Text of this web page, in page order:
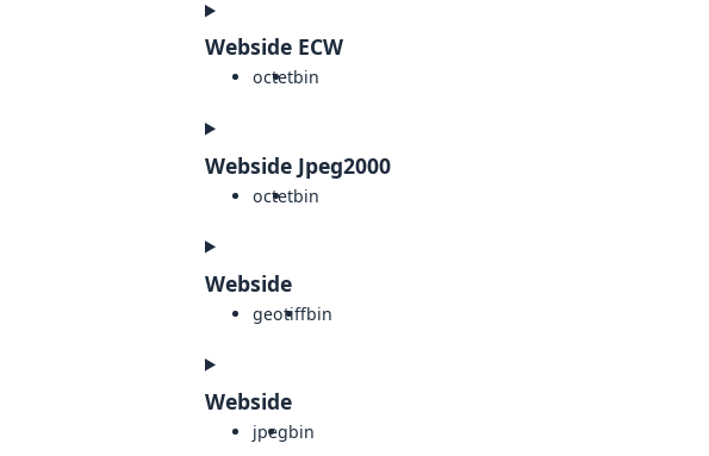
Webside ECW
octetbin
Webside Jpeg2000
octetbin
Webside
geotiffbin
Webside
jpegbin